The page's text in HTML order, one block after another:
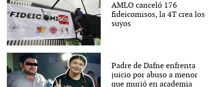
AMLO canceló 176
fideicomisos, la 4T crea los
suyos
Padre de Dafne enfrenta
juicio por abuso a menor
que murió en academia